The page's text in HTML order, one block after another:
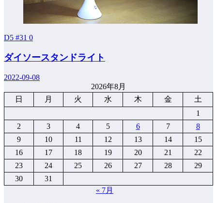
D5 #31 0
ダイソースタンドライト
2022-09-08
2026年8月
日
月 火 水 木 金
土
1
2
3 4 5 6 7
8
9
10 11 12 13 14
15
16
17 18 19 20 21
22
23
24 25 26 27 28
29
30
31
« 7月